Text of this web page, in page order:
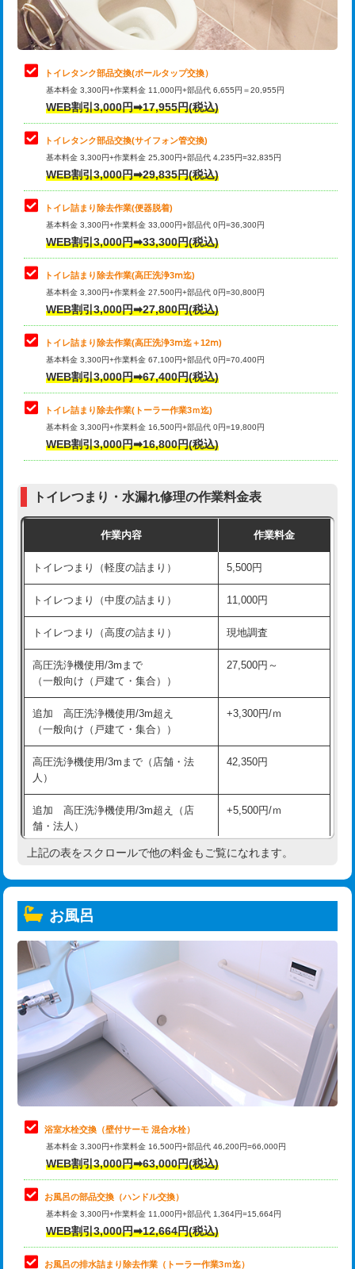
トイレタンク部品交換(ボールタップ交換）
基本料金 3,300円+作業料金 11,000円+部品代 6,655円＝20,955円
WEB割引3,000円➡17,955円(税込)
トイレタンク部品交換(サイフォン管交換)
基本料金 3,300円+作業料金 25,300円+部品代 4,235円=32,835円
WEB割引3,000円➡29,835円(税込)
トイレ詰まり除去作業(便器脱着)
基本料金 3,300円+作業料金 33,000円+部品代 0円=36,300円
WEB割引3,000円➡33,300円(税込)
トイレ詰まり除去作業(高圧洗浄3ⅿ迄)
基本料金 3,300円+作業料金 27,500円+部品代 0円=30,800円
WEB割引3,000円➡27,800円(税込)
トイレ詰まり除去作業(高圧洗浄3ⅿ迄＋12ⅿ)
基本料金 3,300円+作業料金 67,100円+部品代 0円=70,400円
WEB割引3,000円➡67,400円(税込)
トイレ詰まり除去作業(トーラー作業3ｍ迄)
基本料金 3,300円+作業料金 16,500円+部品代 0円=19,800円
WEB割引3,000円➡16,800円(税込)
トイレつまり・水漏れ修理の作業料金表
作業内容 作業料金
トイレつまり（軽度の詰まり） 5,500円
トイレつまり（中度の詰まり） 11,000円
トイレつまり（高度の詰まり） 現地調査
高圧洗浄機使用/3mまで
（一般向け（戸建て・集合））
27,500円～
追加 高圧洗浄機使用/3m超え
（一般向け（戸建て・集合））
+3,300円/ｍ
高圧洗浄機使用/3mまで（店舗・法
人）
42,350円
追加 高圧洗浄機使用/3m超え（店
舗・法人）
+5,500円/ｍ
高度高圧洗浄換 現地調査
トーラー機使用/3mまで
追加トーラー機使用/3m超え
カメラ調査 33,000円
桝清掃 8,800円
止水・漏水調査・防水処理・清掃・修
理・調整・分解・加工など（軽作業）
止水・漏水調査・防水処理・清掃・修
理・調整・分解・加工など（中作業）
22,000円
止水・漏水調査・防水処理・清掃・修
理・調整・分解・加工など（重作業）
33,000円
トイレタンク脱着
トイレ便器脱着
タンクレストイレ脱着 33,000円
上記の表をスクロールで他の料金もご覧になれます。
お風呂
浴室水栓交換（壁付サーモ 混合水栓）
基本料金 3,300円+作業料金 16,500円+部品代 46,200円=66,000円
WEB割引3,000円➡63,000円(税込)
お風呂の部品交換（ハンドル交換）
基本料金 3,300円+作業料金 11,000円+部品代 1,364円=15,664円
WEB割引3,000円➡12,664円(税込)
お風呂の排水詰まり除去作業（トーラー作業3ｍ迄）